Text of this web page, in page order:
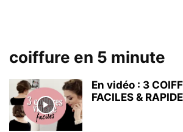
coiffure en 5 minute
En vidéo : 3
FACILES &